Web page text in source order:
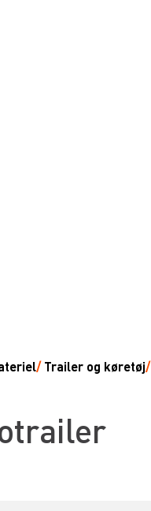
/ Trailer og køretøj/